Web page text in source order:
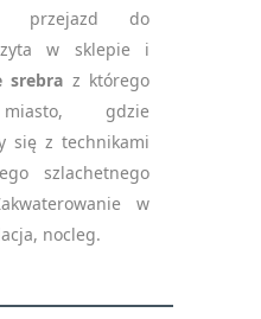
przejazd do
w sklepie i
srebra z którego
gdzie
się z technikami
szlachetnego
w
nocleg.